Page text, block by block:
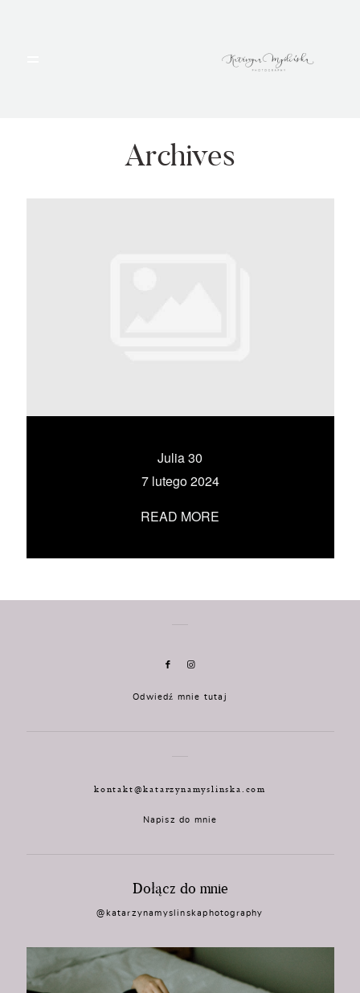
Archives
Julia 30
7 lutego 2024
READ MORE
PORTFOLIO
UMÓW SIĘ ZE MNĄ →
Odwiedź mnie tutaj
kontakt@katarzynamyslinska.com
Napisz do mnie
Dołącz do mnie
@katarzynamyslinskaphotography